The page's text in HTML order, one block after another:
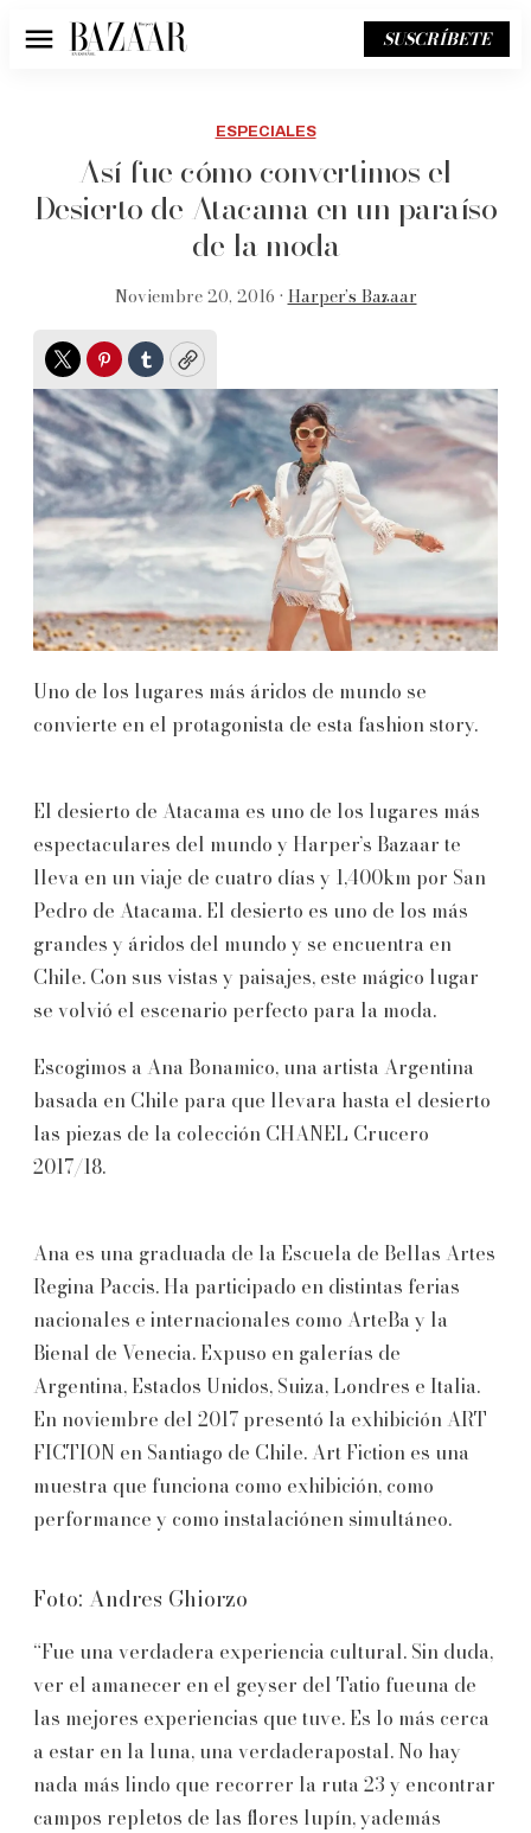
Menú SUSCRÍBETE
ESPECIALES
Así fue cómo convertimos el
Desierto de Atacama en un paraíso
de la moda
Noviembre 20, 2016 • Harper’s Bazaar
TwitterPinterest
TumblrCopy
Uno de los lugares más áridos de mundo se
convierte en el protagonista de esta fashion story.
El desierto de Atacama es uno de los lugares más
espectaculares del mundo y Harper’s Bazaar te
lleva en un viaje de cuatro días y 1,400km por San
Pedro de Atacama. El desierto es uno de los más
grandes y áridos del mundo y se encuentra en
Chile. Con sus vistas y paisajes, este mágico lugar
se volvió el escenario perfecto para la moda.
Escogimos a Ana Bonamico, una artista Argentina
basada en Chile para que llevara hasta el desierto
las piezas de la colección CHANEL Crucero
2017/18.
Ana es una graduada de la Escuela de Bellas Artes
Regina Paccis. Ha participado en distintas ferias
nacionales e internacionales como ArteBa y la
Bienal de Venecia. Expuso en galerías de
Argentina, Estados Unidos, Suiza, Londres e Italia.
En noviembre del 2017 presentó la exhibición ART
FICTION en Santiago de Chile. Art Fiction es una
muestra que funciona como exhibición, como
performance y como instalaciónen simultáneo.
Foto: Andres Ghiorzo
“Fue una verdadera experiencia cultural. Sin duda,
ver el amanecer en el geyser del Tatio fueuna de
las mejores experiencias que tuve. Es lo más cerca
a estar en la luna, una verdaderapostal. No hay
nada más lindo que recorrer la ruta 23 y encontrar
campos repletos de las flores lupín, yademás